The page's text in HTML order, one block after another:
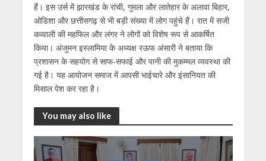
हैं। इस उर्स में झारखंड के रांची, गुमला और लातेहार के अलावा बिहार,
ओडिशा और छत्तीसगढ़ से भी बड़ी संख्या में लोग पहुंचे हैं। रात में सजी
कव्वाली की महफिल और लंगर ने लोगों को विशेष रूप से आकर्षित
किया। अंजुमन इस्लामिया के अध्यक्ष रऊफ अंसारी ने बताया कि
प्रशासन के सहयोग से साफ-सफाई और पानी की मुकम्मल व्यवस्था की
गई है। यह आयोजन समाज में आपसी भाईचारे और इंसानियत की
मिसाल पेश कर रहा है।
You may also like